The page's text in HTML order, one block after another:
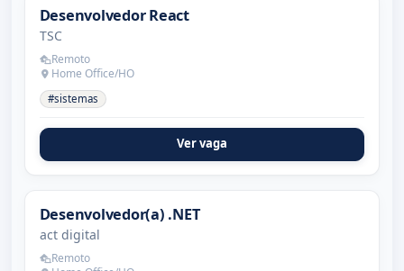
Desenvolvedor React
TSC
Remoto
Home Office/HO
#sistemas
Ver vaga
Desenvolvedor(a) .NET
act digital
Remoto